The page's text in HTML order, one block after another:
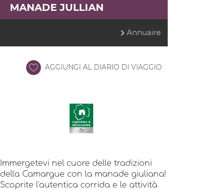
MANADE JULLIAN
Annuaire
AGGIUNGI AL DIARIO DI VIAGGIO
Immergetevi nel cuore delle tradizioni
della Camargue con la manade giuliana!
Scoprite l'autentica corrida e le attività